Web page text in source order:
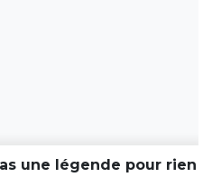
une légende pour rien